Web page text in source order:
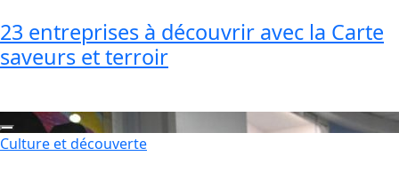
23 entreprises à découvrir avec la Carte
saveurs et terroir
Culture et découverte